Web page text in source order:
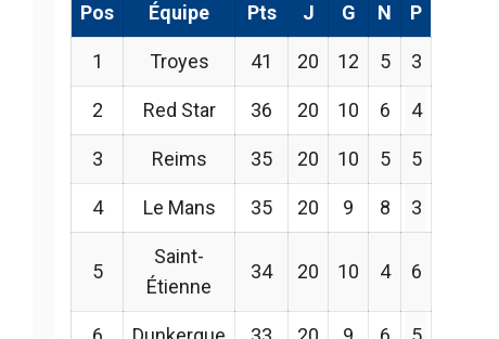
Pos Équipe Pts J G N P
1 Troyes 41 20 12 5 3
2 Red Star 36 20 10 6 4
3 Reims 35 20 10 5 5
4 Le Mans 35 20 9 8 3
5
Saint-
Étienne
34 20 10 4 6